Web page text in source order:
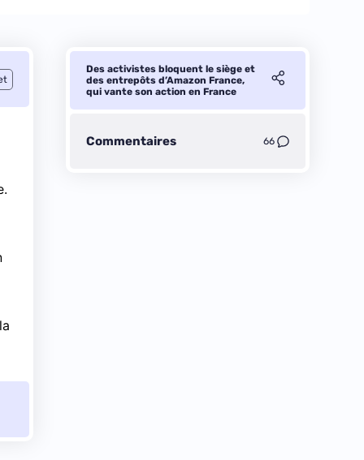
Des activistes bloquent le siège et
des entrepôts d’Amazon France,
qui vante son action en France
Commentaires 66